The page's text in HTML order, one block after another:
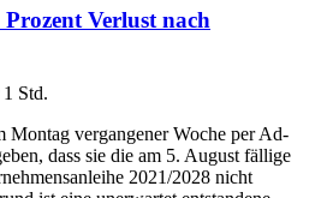
Verlust nach
Std.
vergangener Woche per Ad-
dass sie die am 5. August fällige
2021/2028 nicht